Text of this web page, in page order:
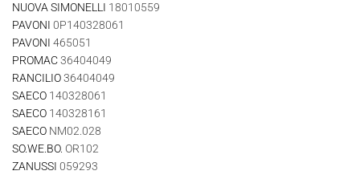
NUOVA SIMONELLI 18010559
PAVONI 0P140328061
PAVONI 465051
PROMAC36404049
RANCILIO36404049
SAECO 140328061
SAECO 140328161
SAECO NM02.028
SO.WE.BO. OR102
ZANUSSI 059293